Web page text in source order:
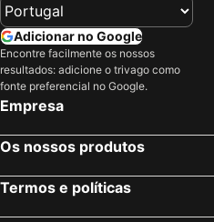
Adicionar no Google
Encontre facilmente os nossos
resultados: adicione o trivago como
fonte preferencial no Google.
Empresa
Os nossos produtos
Termos e políticas